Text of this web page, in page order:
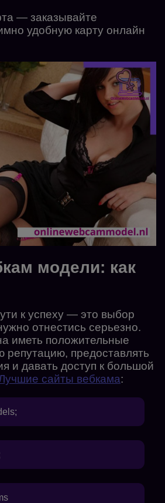
— заказывайте
удобную карту онлайн
модели: как
к успеху — это выбор
отнестись серьезно.
иметь положительные
предоставлять
и давать доступ к большой
сайты вебкама:
;